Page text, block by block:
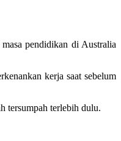
pendidikan di Australia
kerja saat sebelum
tersumpah terlebih dulu.